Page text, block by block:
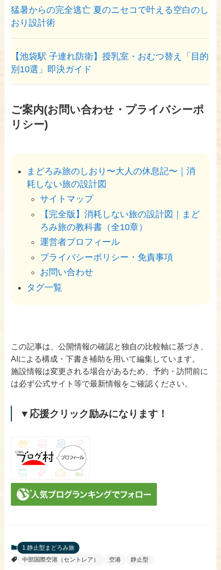
猛暑からの完全逃亡 夏のニセコで叶える空白のし
おり設計術
【池袋駅 子連れ防衛】授乳室・おむつ替え「目的
別10選」即決ガイド
ご案内(お問い合わせ・プライバシーポ
リシー)
まどろみ旅のしおり〜大人の休息記〜｜消
耗しない旅の設計図
サイトマップ
【完全版】消耗しない旅の設計図｜まど
ろみ旅の教科書（全10章）
運営者プロフィール
プライバシーポリシー・免責事項
お問い合わせ
タグ一覧
この記事は、公開情報の確認と独自の比較軸に基づき、
AIによる構成・下書き補助を用いて編集しています。
施設情報は変更される場合があるため、予約・訪問前に
は必ず公式サイト等で最新情報をご確認ください。
▼応援クリック励みになります！
1.静止型まどろみ旅
中部国際空港（セントレア）
空港 静止型